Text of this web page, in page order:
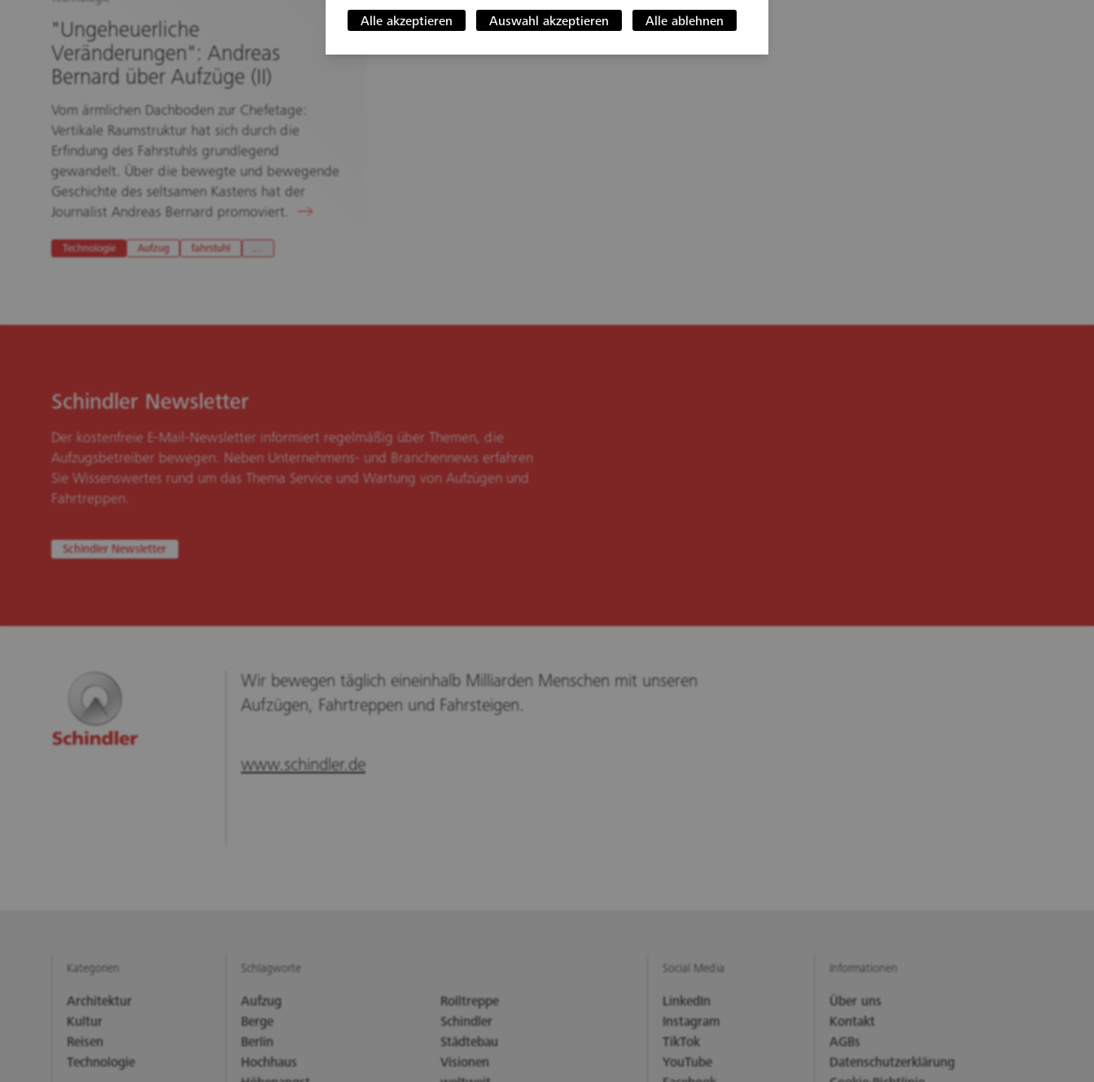
Alle akzeptieren Auswahl akzeptieren Alle ablehnen
"Ungeheuerliche
Veränderungen": Andreas
Bernard über Aufzüge (II)
Vom ärmlichen Dachboden zur Chefetage:
Vertikale Raumstruktur hat sich durch die
Erfindung des Fahrstuhls grundlegend
gewandelt. Über die bewegte und bewegende
Geschichte des seltsamen Kastens hat der
Journalist Andreas Bernard promoviert.
Technologie Aufzug fahrstuhl
Schindler Newsletter
Der kostenfreie E-Mail-Newsletter informiert regelmäßig über Themen, die
Aufzugsbetreiber bewegen. Neben Unternehmens- und Branchennews erfahren
Sie Wissenswertes rund um das Thema Service und Wartung von Aufzügen und
Fahrtreppen.
Schindler Newsletter
Wir bewegen täglich eineinhalb Milliarden Menschen mit unseren
Aufzügen, Fahrtreppen und Fahrsteigen.
www.schindler.de
Kategorien
Architektur
Kultur
Reisen
Technologie
Schlagworte
Aufzug
Berge
Berlin
Hochhaus
Rolltreppe
Schindler
Städtebau
Visionen
Social Media
LinkedIn
Instagram
TikTok
YouTube
Informationen
Über uns
Kontakt
AGBs
Datenschutzerklärung